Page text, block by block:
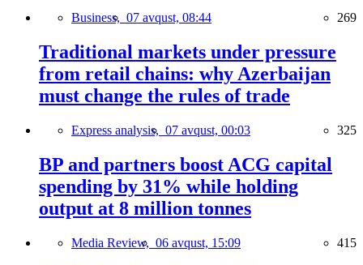
Business, 07 avqust, 08:44 269
Traditional markets under pressure
from retail chains: why Azerbaijan
must change the rules of trade
Express analysis, 07 avqust, 00:03 325
BP and partners boost ACG capital
spending by 31% while holding
output at 8 million tonnes
Media Review, 06 avqust, 15:09 415